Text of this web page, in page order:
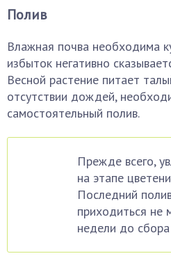
Полив
Влажная почва необходима
избыток негативно
Весной растение питает
отсутствии дождей,
самостоятельный полив.
Прежде всего,
на этапе
Последний
приходиться не
недели до